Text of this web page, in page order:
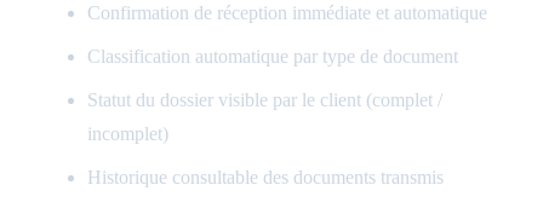
Confirmation de réception immédiate et automatique
Classification automatique par type de document
Statut du dossier visible par le client (complet /
incomplet)
Historique consultable des documents transmis